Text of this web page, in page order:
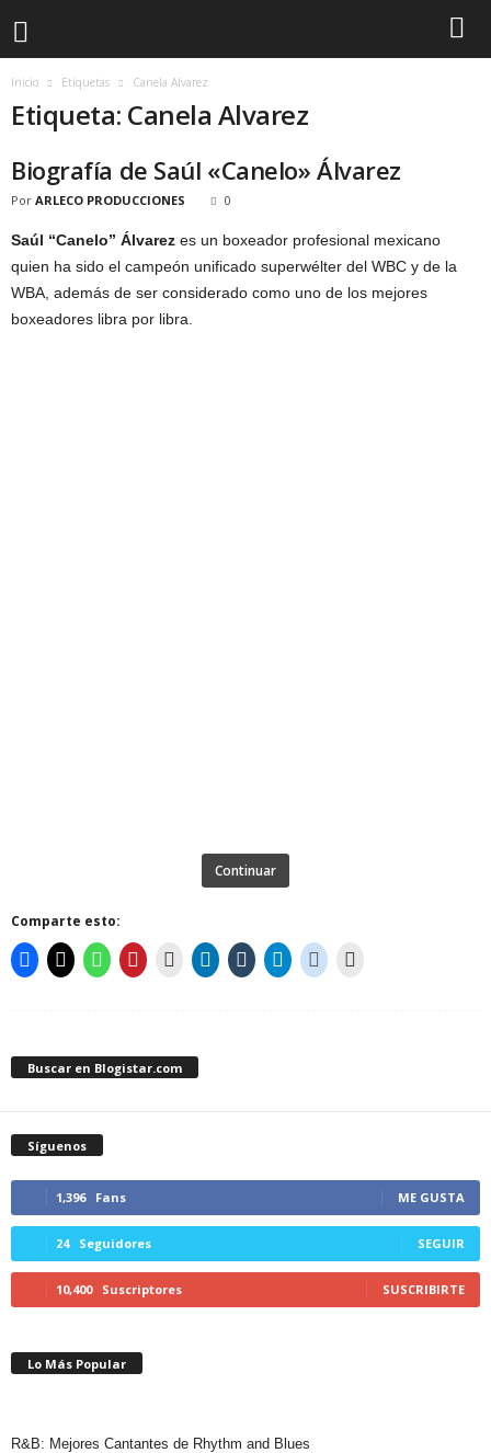
Inicio Etiquetas Canela Alvarez
Etiqueta: Canela Alvarez
Biografía de Saúl «Canelo» Álvarez
Por ARLECO PRODUCCIONES 0
Saúl “Canelo” Álvarez es un boxeador profesional mexicano
quien ha sido el campeón unificado superwélter del WBC y de la
WBA, además de ser considerado como uno de los mejores
boxeadores libra por libra.
Continuar
Comparte esto:
Buscar en Blogistar.com
Síguenos
1,396 Fans ME GUSTA
24 Seguidores SEGUIR
10,400 Suscriptores SUSCRIBIRTE
Lo Más Popular
R&B: Mejores Cantantes de Rhythm and Blues